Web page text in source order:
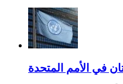
في الأمم المتحدة